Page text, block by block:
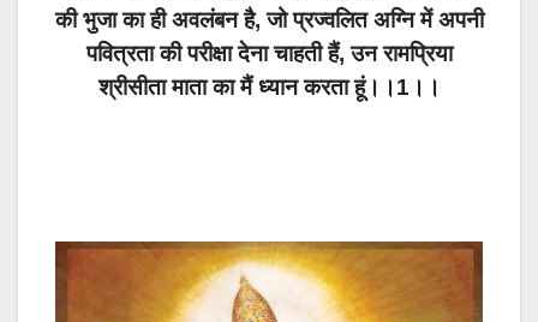
की भुजा का ही अवलंबन है, जो प्रज्वलित अग्नि में अपनी
पवित्रता की परीक्षा देना चाहती हैं, उन रामप्रिया
श्रीसीता माता का मैं ध्यान करता हूं।।1।।